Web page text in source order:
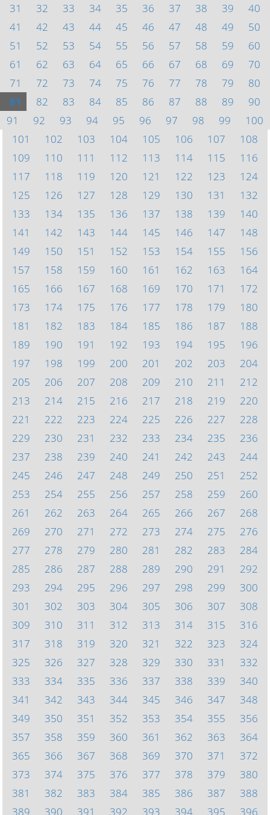
31
32 33 34 35 36 37 38 39
40
41
42 43 44 45 46 47 48 49
50
51
52 53 54 55 56 57 58 59
60
61
62 63 64 65 66 67 68 69
70
71
72 73 74 75 76 77 78 79
80
81
82 83 84 85 86 87 88 89
90
91
92 93 94 95 96 97 98 99
100
101
102 103 104 105 106 107
108
109
110 111 112 113 114 115
116
117
118 119 120 121 122 123
124
125
126 127 128 129 130 131
132
133
134 135 136 137 138 139
140
141
142 143 144 145 146 147
148
149
150 151 152 153 154 155
156
157
158 159 160 161 162 163
164
165
166 167 168 169 170 171
172
173
174 175 176 177 178 179
180
181
182 183 184 185 186 187
188
189
190 191 192 193 194 195
196
197
198 199 200 201 202 203
204
205
206 207 208 209 210 211
212
213
214 215 216 217 218 219
220
221
222 223 224 225 226 227
228
229
230 231 232 233 234 235
236
237
238 239 240 241 242 243
244
245
246 247 248 249 250 251
252
253
254 255 256 257 258 259
260
261
262 263 264 265 266 267
268
269
270 271 272 273 274 275
276
277
278 279 280 281 282 283
284
285
286 287 288 289 290 291
292
293
294 295 296 297 298 299
300
301
302 303 304 305 306 307
308
309
310 311 312 313 314 315
316
317
318 319 320 321 322 323
324
325
326 327 328 329 330 331
332
333
334 335 336 337 338 339
340
341
342 343 344 345 346 347
348
349
350 351 352 353 354 355
356
357
358 359 360 361 362 363
364
365
366 367 368 369 370 371
372
373
374 375 376 377 378 379
380
381
382 383 384 385 386 387
388
389
390 391 392 393 394 395 396